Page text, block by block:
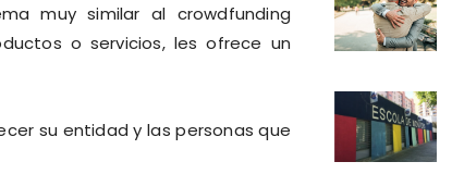
muy similar al crowdfunding
o servicios, les ofrece un
su entidad y las personas que